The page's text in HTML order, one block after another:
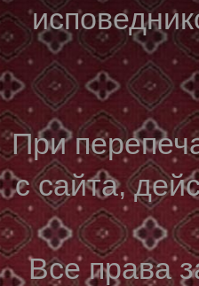
При
с сайта,
Все права